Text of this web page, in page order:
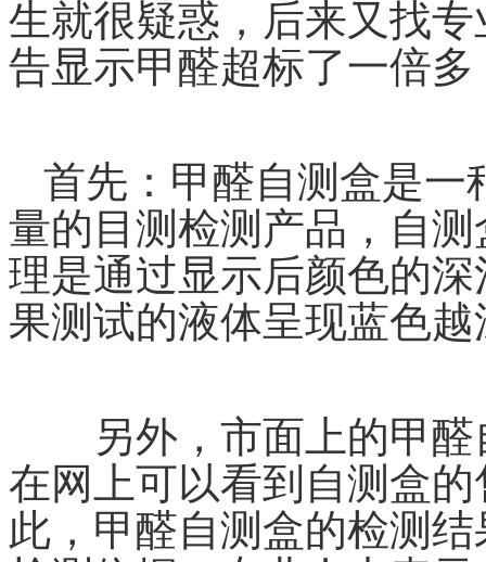
生就很疑惑，后来又找
告显示甲醛超标了一倍
首先：甲醛自测盒是一
量的目测检测产品，自
理是通过显示后颜色的
果测试的液体呈现蓝色
另外，市面上的甲醛
在网上可以看到自测盒
此，甲醛自测盒的检测